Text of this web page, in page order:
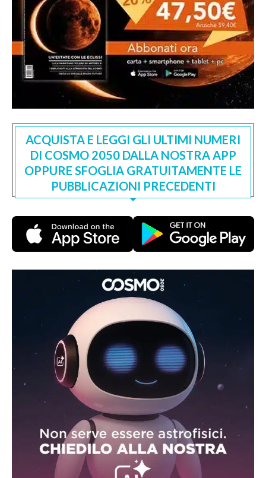
ACQUISTA E LEGGI GLI ULTIMI NUMERI
DI COSMO 2050 DALLA NOSTRA APP
OPPURE SFOGLIA GRATUITAMENTE LE
PUBBLICAZIONI PRECEDENTI